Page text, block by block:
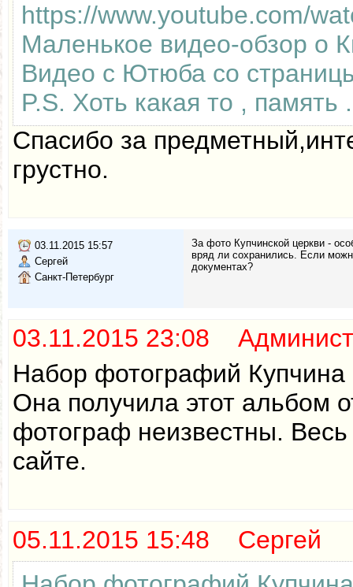
https://www.youtube.com/
Маленькое видео-обзор о
Видео с Ютюба со
P.S. Хоть какая то , память
Спасибо за
грустно.
03.11.2015 15:57
Сергей
Санкт-Петербург
За фото Купчинской церкви -
вряд ли сохранились. Если
документах?
03.11.2015 23:08
Набор фотографий
Она получила этот альбом
фотограф неизвестны.
сайте.
05.11.2015 15:48 Сергей